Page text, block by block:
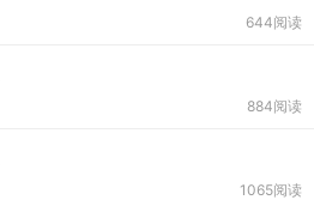
644阅读
884阅读
1065阅读